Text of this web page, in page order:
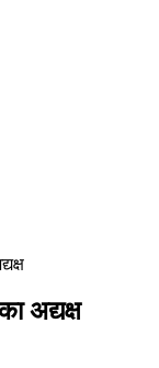
अद्यक्ष